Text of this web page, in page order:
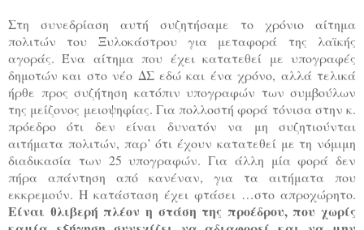
Στη συνεδρίαση αυτή συζητήσαμε το χρόνιο αίτημα
πολιτών του Ξυλοκάστρου για μεταφορά της λαϊκής
αγοράς. Ένα αίτημα που έχει κατατεθεί με υπογραφές
δημοτών και στο νέο ΔΣ εδώ και ένα χρόνο, αλλά τελικά
ήρθε προς συζήτηση κατόπιν υπογραφών των συμβούλων
της μείζονος μειοψηφίας. Για πολλοστή φορά τόνισα στην κ.
πρόεδρο ότι δεν είναι δυνατόν να μη συζητιούνται
αιτήματα πολιτών, παρ’ ότι έχουν κατατεθεί με τη νόμιμη
διαδικασία των 25 υπογραφών. Για άλλη μία φορά δεν
πήρα απάντηση από κανέναν, για τα αιτήματα που
εκκρεμούν. Η κατάσταση έχει φτάσει …στο απροχώρητο.
Είναι θλιβερή πλέον η στάση της προέδρου, που χωρίς